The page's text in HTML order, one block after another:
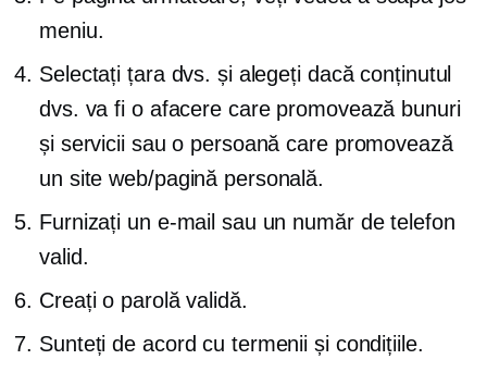
meniu.
Selectați țara dvs. și alegeți dacă conținutul
dvs. va fi o afacere care promovează bunuri
și servicii sau o persoană care promovează
un site web/pagină personală.
Furnizați un e-mail sau un număr de telefon
valid.
Creați o parolă validă.
Sunteți de acord cu termenii și condițiile.